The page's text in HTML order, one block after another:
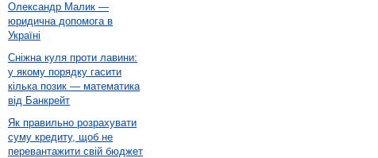
Олександр Малик —
юридична допомога в
Україні
Сніжна куля проти лавини:
у якому порядку гасити
кілька позик — математика
від Банкрейт
Як правильно розрахувати
суму кредиту, щоб не
перевантажити свій бюджет